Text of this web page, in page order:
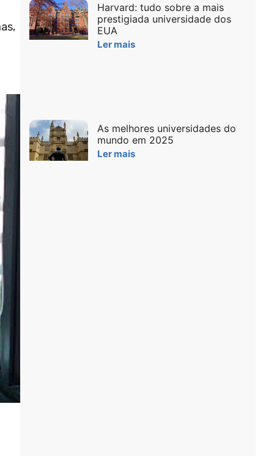
Harvard: tudo sobre a mais
prestigiada universidade dos
EUA
Ler mais
As melhores universidades do
mundo em 2025
Ler mais